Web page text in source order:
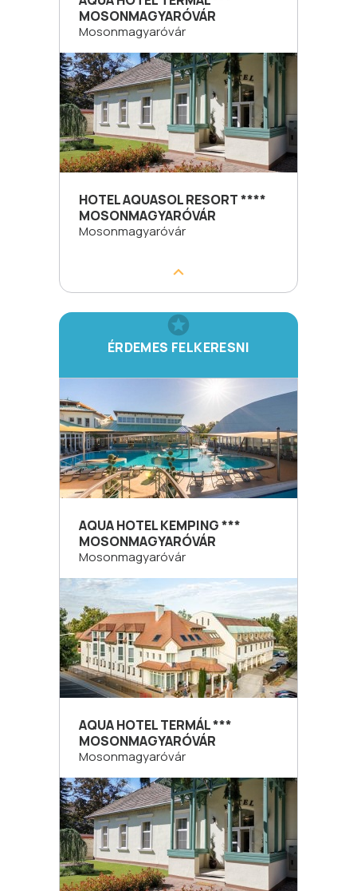
MOSONMAGYARÓVÁR
Mosonmagyaróvár
HOTEL AQUASOL RESORT ****
MOSONMAGYARÓVÁR
Mosonmagyaróvár
ÉRDEMES FELKERESNI
AQUA HOTEL KEMPING ***
MOSONMAGYARÓVÁR
Mosonmagyaróvár
AQUA HOTEL TERMÁL ***
MOSONMAGYARÓVÁR
Mosonmagyaróvár